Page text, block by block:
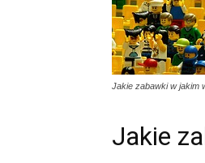
Jakie zabawki w jakim
Jakie